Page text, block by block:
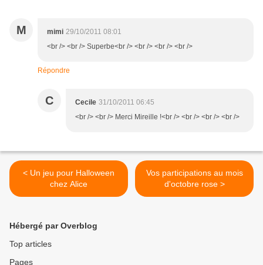
M mimi 29/10/2011 08:01
<br /> <br /> Superbe<br /> <br /> <br /> <br />
Répondre
C Cecile 31/10/2011 06:45
<br /> <br /> Merci Mireille !<br /> <br /> <br /> <br />
< Un jeu pour Halloween
chez Alice
Vos participations au mois
d'octobre rose >
Hébergé par Overblog
Top articles
Pages